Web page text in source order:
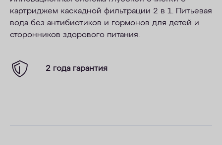
картриджем каскадной фильтрации 2 в 1. Питьевая
вода без антибиотиков и гормонов для детей и
сторонников здорового питания.
2 года гарантия